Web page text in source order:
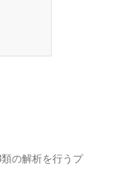
の解析を行うプ